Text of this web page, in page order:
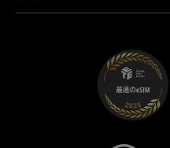
Maserati向けUbigi
トラブルシューティング
ヘルプセンター
お問い合わせ先